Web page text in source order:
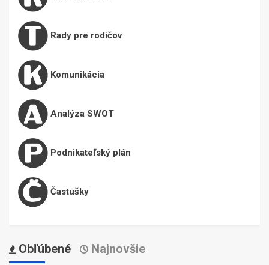
Rady pre rodičov
Komunikácia
Analýza SWOT
Podnikateľský plán
Častušky
Obľúbené Najnovšie